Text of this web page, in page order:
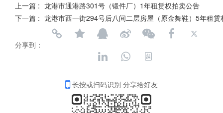
上一篇 : 龙港市通港路301号（锻件厂）1年租赁权拍卖公告
下一篇 : 龙港市西一街294号后八间二层房屋（原金舞鞋）5年租赁
分享到：
长按或扫码识别 分享给好友